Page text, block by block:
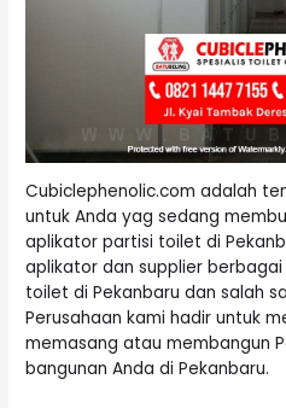
Cubiclephenolic.com adalah
untuk Anda yag sedang
aplikator partisi toilet di
aplikator dan supplier
toilet di Pekanbaru dan salah
Perusahaan kami hadir untuk
memasang atau membangun
bangunan Anda di Pekanbaru.